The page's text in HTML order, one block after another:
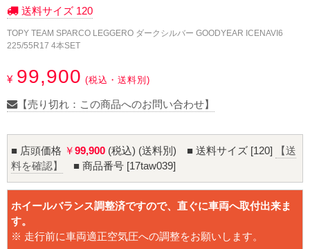
13インチ：夏タイヤホイール
14インチ：夏タイヤホイール
15インチ：夏タイヤホイール
17インチ：夏タイヤホイール
18インチ：夏タイヤホイール
送料サイズ 120
TOPY TEAM SPARCO LEGGERO ダークシルバー GOODYEAR ICENAVI6
225/55R17 4本SET
¥ 99,900 (税込・送料別)
【売り切れ：この商品へのお問い合わせ】
■ 店頭価格 ￥99,900 (税込) (送料別) ■ 送料サイズ [120]
【送
料を確認】
■ 商品番号 [17taw039]
ホイールバランス調整済ですので、直ぐに車両へ取付出来ま
す。
※ 走行前に車両適正空気圧への調整をお願いします。